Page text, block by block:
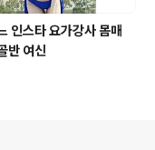
인스타 요가강사 몸매
반 여신